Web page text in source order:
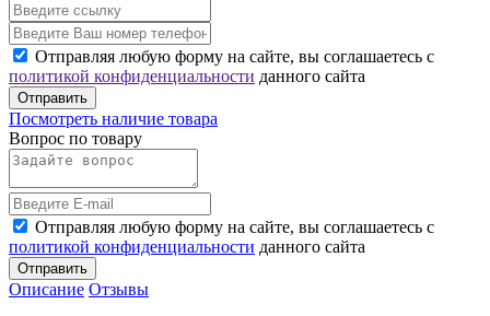
Отправляя любую форму на сайте, вы соглашаетесь с
политикой конфиденциальности данного сайта
Отправить
Посмотреть наличие товара
Вопрос по товару
Отправляя любую форму на сайте, вы соглашаетесь с
политикой конфиденциальности данного сайта
Отправить
Описание Отзывы